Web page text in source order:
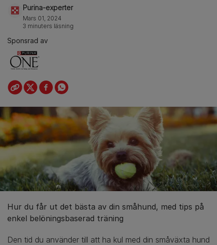
Purina-experter
Mars 01, 2024
3 minuters läsning
Sponsrad av
Hur du får ut det bästa av din småhund, med tips på
enkel belöningsbaserad träning
Den tid du använder till att ha kul med din småväxta hund